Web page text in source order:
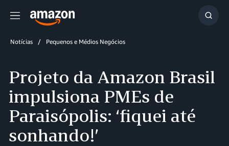
Menu
Notícias Pequenos e Médios Negócios
Projeto da Amazon Brasil
impulsiona PMEs de
Paraisópolis: ‘fiquei até
sonhando!’